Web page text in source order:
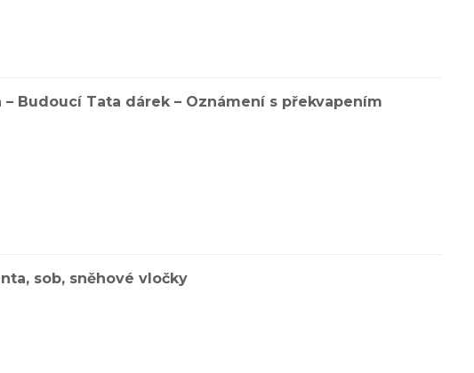
Budoucí Tata dárek – Oznámení s překvapením
sob, sněhové vločky